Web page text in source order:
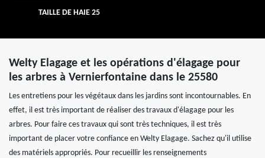
TAILLE DE HAIE 25
Welty Elagage et les opérations d'élagage pour
les arbres à Vernierfontaine dans le 25580
Les entretiens pour les végétaux dans les jardins sont incontournables. En
effet, il est très important de réaliser des travaux d'élagage pour les
arbres. Pour faire ces travaux qui sont très techniques, il est très
important de placer votre confiance en Welty Elagage. Sachez qu'il utilise
des matériels appropriés. Pour recueillir les renseignements